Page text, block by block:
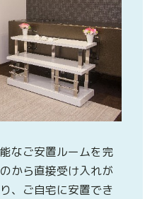
なご安置ルームを完
から直接受け入れが
、ご自宅に安置でき